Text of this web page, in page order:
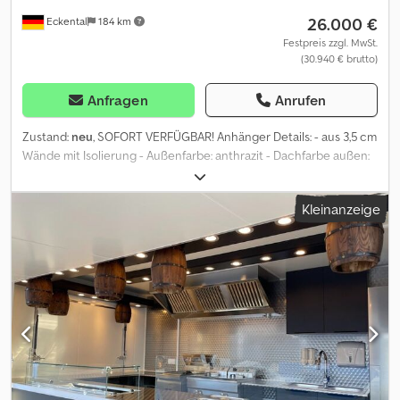
neben einem Kauf auch das Leasing, FINAZIERUNGSBEISPIEL:
Anzahlung 0,00 € Monatliche Rate netto 882,77 € Laufzeit 36
Monate Anzahlung 0,00 € Monatliche Rate netto 687,11 € Laufzeit
48 Monate Anzahlung 0,00 € Monatliche Rate netto 570,19 €
Laufzeit 60 Monate
Eckental 184 km 26.000 €
Festpreis zzgl. MwSt.
(30.940 € brutto)
Anfragen Anrufen
Zustand: neu, SOFORT VERFÜGBAR! Anhänger Details: - aus 3,5 cm
Wände mit Isolierung - Außenfarbe: anthrazit - Dachfarbe außen:
weiß - gebremste Knott Oder AL-KO Achse - Auflaufbremse mit
Rückfahrautomatik und Feststellbremse - V-förmig verzinkte
Deichsel - Innenmaße ca.: 3600 x 2380 x 2300 mm - Außenmaße
ca.: 5245 x 2455 x 2770 mm - 1 x Verkaufsfenster in Fahrtrichtung
rechts - 1 x Verkaufsfenster in hinten - zulässiges Gesamtgewicht:
1800 kg, einachsig - Bereifung: 13" Ausbau: - Edelstahl (kreis-
marmoriert) Verkaufstheke in links, rechts und hinten - Edelstahl
(kreis-marmoriert) Seitenwand in Fahrtrichtung links -
rutschfester Boden - abschließbare Eingangstür - 6 mm ESG
Sicherheitsglas, Spritzschutz Glas - obere Schränke -
Taschenablage - Schwarz Möblierung (komplett)
Wasserversorgung: - Edelstahl 2 x 1 Waschbecken mit 2 x 20 l
Kleinanzeige